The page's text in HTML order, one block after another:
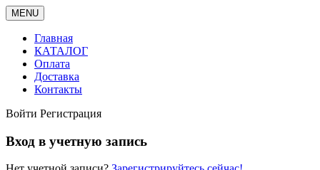
MENU
Главная
КАТАЛОГ
Оплата
Доставка
Контакты
Войти Регистрация
Вход в учетную запись